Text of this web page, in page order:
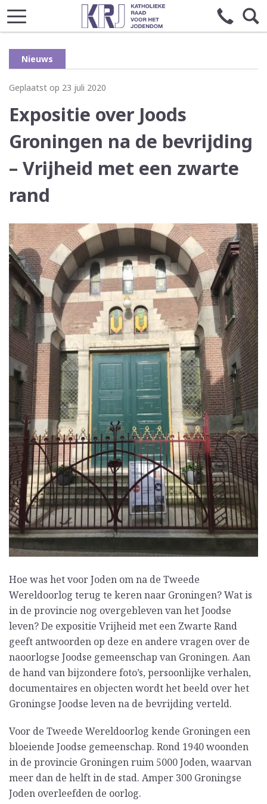
Nieuws
Geplaatst op 23 juli 2020
Expositie over Joods
Groningen na de bevrijding
– Vrijheid met een zwarte
rand
Hoe was het voor Joden om na de Tweede
Wereldoorlog terug te keren naar Groningen? Wat is
in de provincie nog overgebleven van het Joodse
leven? De expositie Vrijheid met een Zwarte Rand
geeft antwoorden op deze en andere vragen over de
naoorlogse Joodse gemeenschap van Groningen. Aan
de hand van bijzondere foto’s, persoonlijke verhalen,
documentaires en objecten wordt het beeld over het
Groningse Joodse leven na de bevrijding verteld.
Voor de Tweede Wereldoorlog kende Groningen een
bloeiende Joodse gemeenschap. Rond 1940 woonden
in de provincie Groningen ruim 5000 Joden, waarvan
meer dan de helft in de stad. Amper 300 Groningse
Joden overleefden de oorlog.